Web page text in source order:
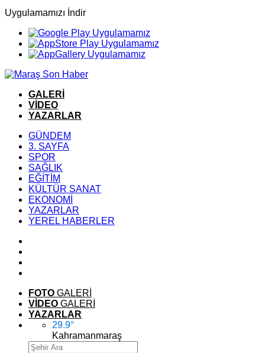
Uygulamamızı İndir
GALERİ
VİDEO
YAZARLAR
GÜNDEM
3. SAYFA
SPOR
SAĞLIK
EĞİTİM
KÜLTÜR SANAT
EKONOMİ
YAZARLAR
YEREL HABERLER
FOTO GALERİ
VİDEO GALERİ
YAZARLAR
29.9°
Kahramanmaraş